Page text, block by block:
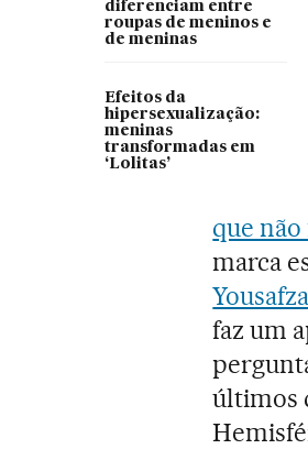
diferenciam entre
roupas de meninos e
de meninas
Efeitos da
hipersexualização:
meninas
transformadas em
‘Lolitas’
que
marca
faz um
últimos